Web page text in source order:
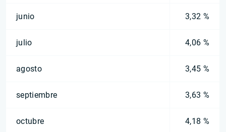
junio 3,32 %
julio 4,06 %
agosto 3,45 %
septiembre 3,63 %
octubre 4,18 %